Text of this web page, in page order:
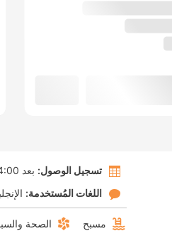
تسجيل الوصول: بعد 14:00
اللغات المُستخدمة:
مسبح الصحة